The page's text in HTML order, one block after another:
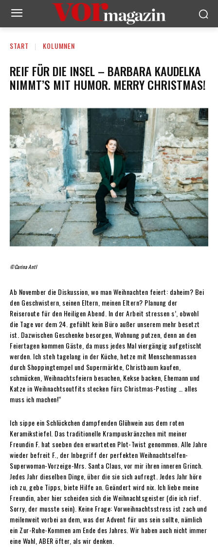
START KOLUMNEN
REIF FÜR DIE INSEL – BARBARA KAUDELKA
NIMMT’S MIT HUMOR. MERRY CHRISTMAS!
©Carina Antl
Ab November die Diskussion, wo man Weihnachten feiert: daheim? Bei
den Geschwistern, seinen Eltern, meinen Eltern? Planung der
Reiseroute für den Heiligen Abend. In der Arbeit stressen s’, obwohl
die Tage vor dem 24. gefühlt kein Büro außer unserem mehr besetzt
ist. Dazwischen Geschenke besorgen, Wohnung putzen, denn an den
Feiertagen kommen Gäste, da muss jedes Mal viergängig aufgetischt
werden. Ich steh tagelang in der Küche, hetze mit Menschenmassen
durch Shoppingtempel und Supermärkte, Christbaum kaufen,
schmücken, Weihnachtsfeiern besuchen, Kekse backen, Ehemann und
Katze in Weihnachtsoutfits stecken fürs Christmas-Posting … alles
muss ich machen!“
Ich sippe ein Schlückchen dampfenden Glühwein aus dem roten
Keramikstiefel. Das traditionelle Krampuskränzchen mit meiner
Freundin F. hat soeben den erwarteten Plot-Twist genommen. Alle Jahre
wieder befreit F., der Inbegriff der perfekten Weihnachtselfen-
Superwoman-Vorzeige-Mrs. Santa Claus, vor mir ihren inneren Grinch.
Jedes Jahr dieselben Dinge, über die sie sich aufregt. Jedes Jahr höre
ich zu, gebe Tipps, biete Hilfe an. Geändert wird nix. Ich liebe meine
Freundin, aber hier scheiden sich die Weihnachtsgeister (die ich rief.
Sorry, der musste sein). Keine Frage: Vorweihnachtsstress ist zach und
meilenweit vorbei an dem, was der Advent für uns sein sollte, nämlich
ein Zur-Ruhe-Kommen am Ende des Jahres. Wir haben auch nicht immer
eine Wahl, ABER öfter, als wir denken.